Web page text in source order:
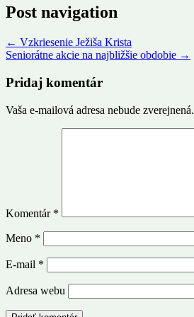
Post navigation
← Vzkriesenie Ježiša Krista
Seniorátne akcie na najbližšie obdobie →
Pridaj komentár
Vaša e-mailová adresa nebude zverejnená.
Komentár *
Meno *
E-mail *
Adresa webu